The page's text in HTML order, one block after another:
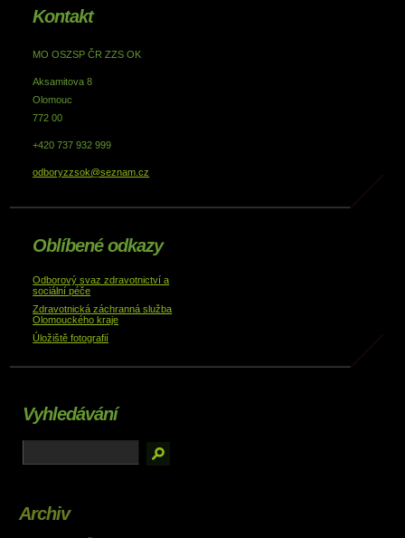
Kontakt
MO OSZSP ČR ZZS OK
Aksamitova 8
Olomouc
772 00
+420 737 932 999
odboryzzsok@seznam.cz
Oblíbené odkazy
Odborový svaz zdravotnictví a
sociální péče
Zdravotnická záchranná služba
Olomouckého kraje
Úložiště fotografií
Vyhledávání
Archiv